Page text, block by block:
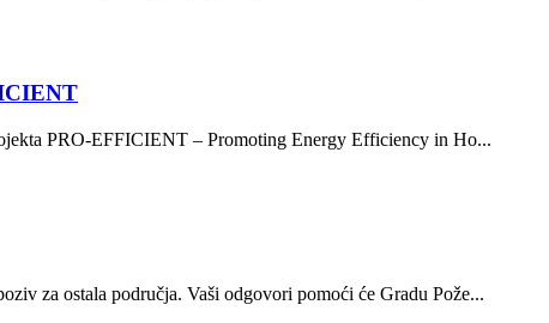
PRO-EFFICIENT – Promoting Energy Efficiency in Ho...
za ostala područja. Vaši odgovori pomoći će Gradu Pože...